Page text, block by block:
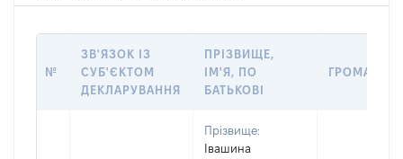
№
ЗВ'ЯЗОК ІЗ
СУБ'ЄКТОМ
ДЕКЛАРУВАННЯ
ПРІЗВИЩЕ,
ІМ'Я, ПО
БАТЬКОВІ
Прізвище:
Івашина